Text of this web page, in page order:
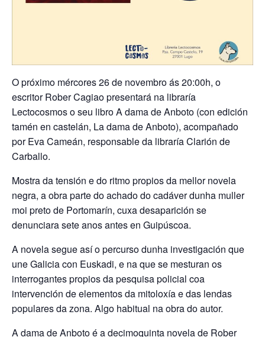
O próximo mércores 26 de novembro ás 20:00h, o
escritor Rober Cagiao presentará na libraría
Lectocosmos o seu libro A dama de Anboto (con edición
tamén en castelán, La dama de Anboto), acompañado
por Eva Cameán, responsable da libraría Clarión de
Carballo.
Mostra da tensión e do ritmo propios da mellor novela
negra, a obra parte do achado do cadáver dunha muller
moi preto de Portomarín, cuxa desaparición se
denunciara sete anos antes en Guipúscoa.
A novela segue así o percurso dunha investigación que
une Galicia con Euskadi, e na que se mesturan os
interrogantes propios da pesquisa policial coa
intervención de elementos da mitoloxía e das lendas
populares da zona. Algo habitual na obra do autor.
A dama de Anboto é a decimoquinta novela de Rober